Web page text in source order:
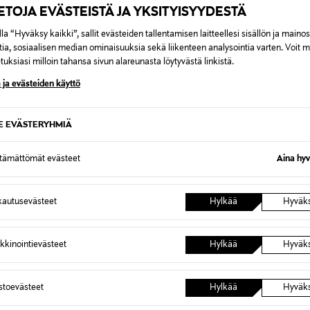
EVÄSTEISTÄ JA YKSITYISYYDESTÄ
“Hyväksy kaikki”, sallit evästeiden tallentamisen laitteellesi sisällön ja
sosiaalisen median ominaisuuksia sekä liikenteen analysointia varten. Voit
milloin tahansa sivun alareunasta löytyvästä linkistä.
ja evästeiden käyttö
EVÄSTERYHMIÄ
evästeet Aina
Hylkää
Hylkää
Hylkää
Koirankoppi,
LEGO
Original
34,99 €